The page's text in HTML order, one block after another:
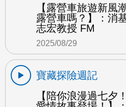
【露營車旅遊新風
露營車嗎？】：消
志宏教授 FM
2025/08/29
寶藏探險週記
【陪你浪漫過七夕